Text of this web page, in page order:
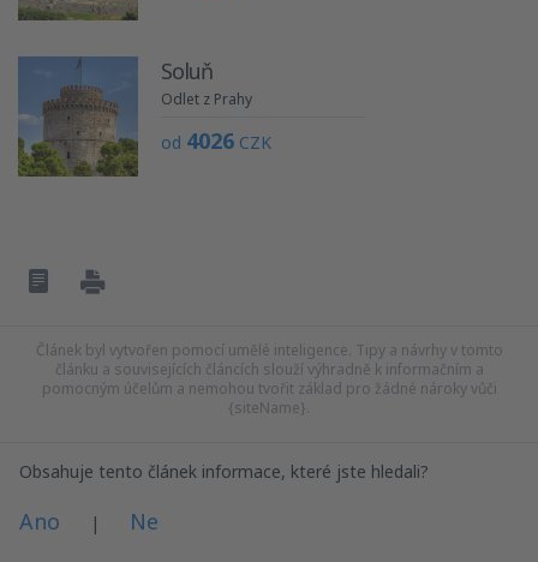
Soluň
Odlet z Prahy
od 4026 CZK
Článek byl vytvořen pomocí umělé inteligence. Tipy a návrhy v tomto
článku a souvisejících článcích slouží výhradně k informačním a
pomocným účelům a nemohou tvořit základ pro žádné nároky vůči
{siteName}.
Obsahuje tento článek informace, které jste hledali?
Ano | Ne